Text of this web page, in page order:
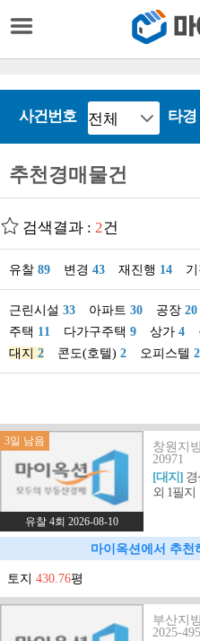
사건번호 타경
추천경매물건
검색결과 : 2건
유찰 89 변경 43 재진행 14
근린시설 33 아파트 30 공장 20
주택 11 다가구주택 9 상가 4
대지 2 콘도(호텔) 2 오피스텔 2
3일 남음
유찰 4회 2026-08-10
창원지
20971
[대지] 경
외 1필지
마이옥션에서 추천
토지 430.76평
부산지
2025-